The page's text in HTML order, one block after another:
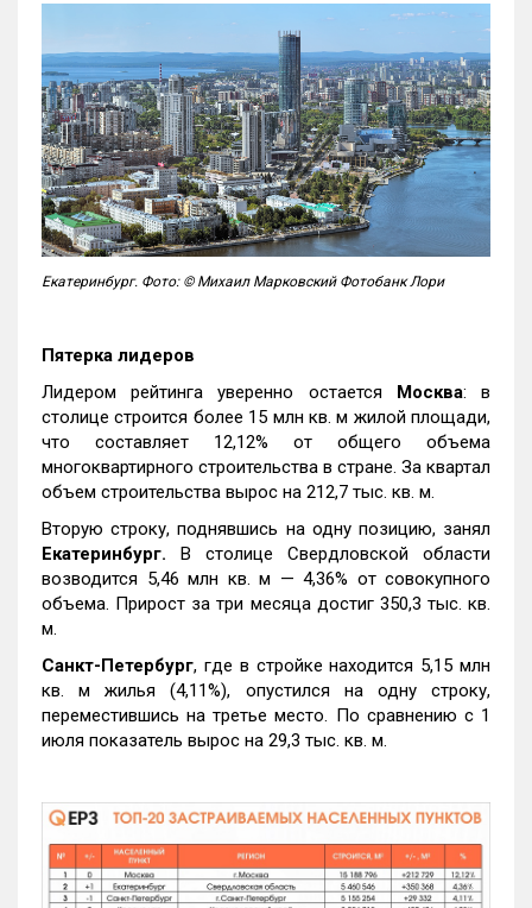
Екатеринбург. Фото: © Михаил Марковский Фотобанк Лори
Пятерка лидеров
Лидером рейтинга уверенно остается Москва: в
столице строится более 15 млн кв. м жилой площади,
что составляет 12,12% от общего объема
многоквартирного строительства в стране. За квартал
объем строительства вырос на 212,7 тыс. кв. м.
Вторую строку, поднявшись на одну позицию, занял
Екатеринбург. В столице Свердловской области
возводится 5,46 млн кв. м — 4,36% от совокупного
объема. Прирост за три месяца достиг 350,3 тыс. кв.
м.
Санкт-Петербург, где в стройке находится 5,15 млн
кв. м жилья (4,11%), опустился на одну строку,
переместившись на третье место. По сравнению с 1
июля показатель вырос на 29,3 тыс. кв. м.